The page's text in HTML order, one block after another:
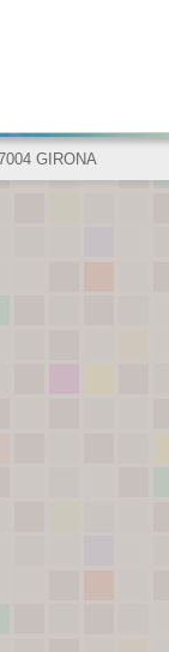
GIRONA